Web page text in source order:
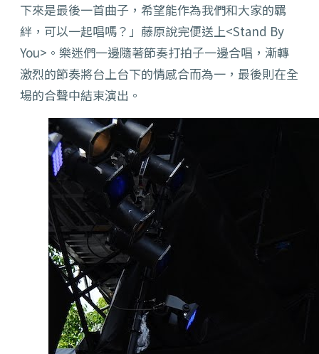
下來是最後一首曲子，希望能作為我們和大家的羈
絆，可以一起唱嗎？」藤原說完便送上<Stand By
You>。樂迷們一邊隨著節奏打拍子一邊合唱，漸轉
激烈的節奏將台上台下的情感合而為一，最後則在全
場的合聲中結束演出。